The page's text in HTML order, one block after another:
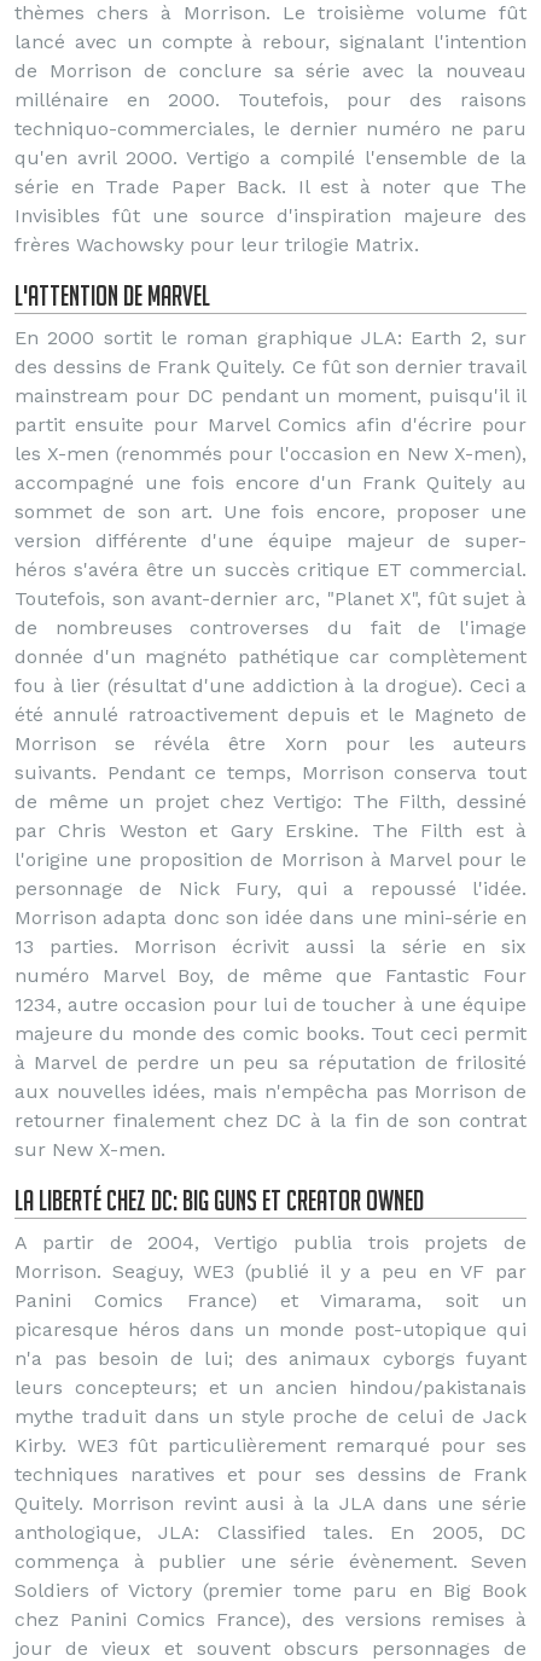
thèmes chers à Morrison. Le troisième volume fût
lancé avec un compte à rebour, signalant l'intention
de Morrison de conclure sa série avec la nouveau
millénaire en 2000. Toutefois, pour des raisons
techniquo-commerciales, le dernier numéro ne paru
qu'en avril 2000. Vertigo a compilé l'ensemble de la
série en Trade Paper Back. Il est à noter que The
Invisibles fût une source d'inspiration majeure des
frères Wachowsky pour leur trilogie Matrix.
L'attention de Marvel
En 2000 sortit le roman graphique JLA: Earth 2, sur
des dessins de Frank Quitely. Ce fût son dernier travail
mainstream pour DC pendant un moment, puisqu'il il
partit ensuite pour Marvel Comics afin d'écrire pour
les X-men (renommés pour l'occasion en New X-men),
accompagné une fois encore d'un Frank Quitely au
sommet de son art. Une fois encore, proposer une
version différente d'une équipe majeur de super-
héros s'avéra être un succès critique ET commercial.
Toutefois, son avant-dernier arc, "Planet X", fût sujet à
de nombreuses controverses du fait de l'image
donnée d'un magnéto pathétique car complètement
fou à lier (résultat d'une addiction à la drogue). Ceci a
été annulé ratroactivement depuis et le Magneto de
Morrison se révéla être Xorn pour les auteurs
suivants. Pendant ce temps, Morrison conserva tout
de même un projet chez Vertigo: The Filth, dessiné
par Chris Weston et Gary Erskine. The Filth est à
l'origine une proposition de Morrison à Marvel pour le
personnage de Nick Fury, qui a repoussé l'idée.
Morrison adapta donc son idée dans une mini-série en
13 parties. Morrison écrivit aussi la série en six
numéro Marvel Boy, de même que Fantastic Four
1234, autre occasion pour lui de toucher à une équipe
majeure du monde des comic books. Tout ceci permit
à Marvel de perdre un peu sa réputation de frilosité
aux nouvelles idées, mais n'empêcha pas Morrison de
retourner finalement chez DC à la fin de son contrat
sur New X-men.
La liberté chez DC: BIG GUNS et CREATOR OWNED
A partir de 2004, Vertigo publia trois projets de
Morrison. Seaguy, WE3 (publié il y a peu en VF par
Panini Comics France) et Vimarama, soit un
picaresque héros dans un monde post-utopique qui
n'a pas besoin de lui; des animaux cyborgs fuyant
leurs concepteurs; et un ancien hindou/pakistanais
mythe traduit dans un style proche de celui de Jack
Kirby. WE3 fût particulièrement remarqué pour ses
techniques naratives et pour ses dessins de Frank
Quitely. Morrison revint ausi à la JLA dans une série
anthologique, JLA: Classified tales. En 2005, DC
commença à publier une série évènement. Seven
Soldiers of Victory (premier tome paru en Big Book
chez Panini Comics France), des versions remises à
jour de vieux et souvent obscurs personnages de